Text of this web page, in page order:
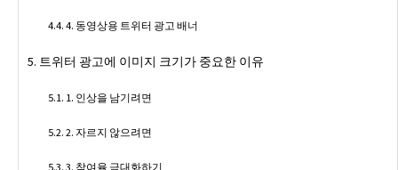
4. 동영상용 트위터 광고 배너
트위터 광고에 이미지 크기가 중요한 이유
1. 인상을 남기려면
2. 자르지 않으려면
3. 참여율 극대화하기